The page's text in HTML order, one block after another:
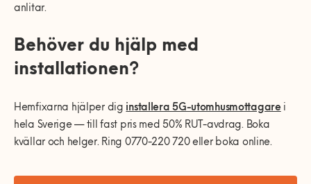
anlitar.
Behöver du hjälp med
installationen?
Hemfixarna hjälper dig installera 5G-utomhusmottagarei
hela Sverige — till fast pris med 50% RUT-avdrag. Boka
kvällar och helger. Ring 0770-220 720 eller boka online.